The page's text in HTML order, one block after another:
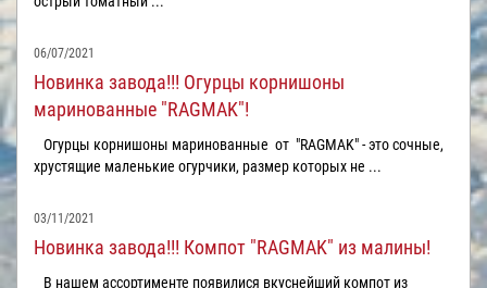
06/07/2021
Новинка завода!!! Огурцы корнишоны
маринованные "RAGMAK"!
Огурцы корнишоны маринованные от "RAGMAK" - это сочные,
хрустящие маленькие огурчики, размер которых не ...
03/11/2021
Новинка завода!!! Компот "RAGMAK" из малины!
В нашем ассортименте появилися вкуснейший компот из